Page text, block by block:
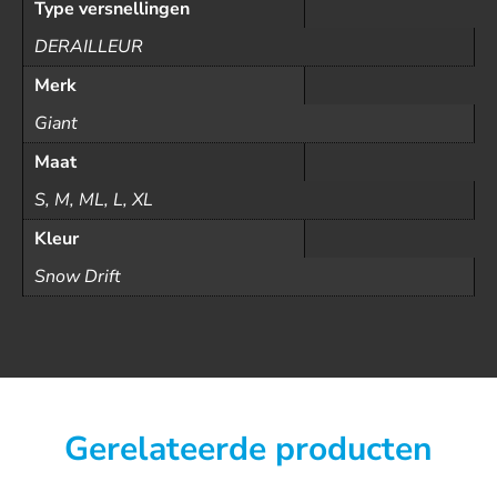
Type versnellingen
DERAILLEUR
Merk
Giant
Maat
S, M, ML, L, XL
Kleur
Snow Drift
Gerelateerde producten